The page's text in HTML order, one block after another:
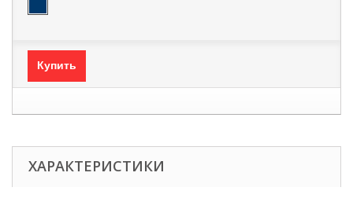
Купить
ХАРАКТЕРИСТИКИ